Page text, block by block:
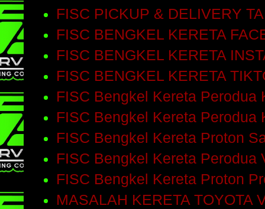
FISC PICKUP & DELIVERY
FISC BENGKEL KERETA
FISC BENGKEL KERETA
FISC BENGKEL KERETA
FISC Bengkel Kereta Perodua
FISC Bengkel Kereta Perodua
FISC Bengkel Kereta Proton
FISC Bengkel Kereta Perodua
FISC Bengkel Kereta Proton
MASALAH KERETA TOYOTA